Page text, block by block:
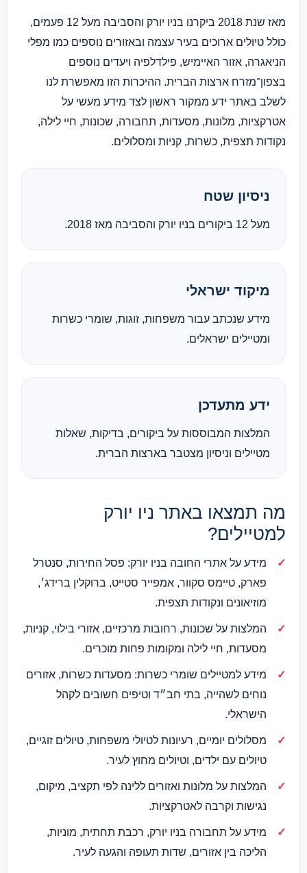
מאז שנת 2018 ביקרנו בניו יורק והסביבה מעל 12 פעמים,
כולל טיולים ארוכים בעיר עצמה ובאזורים נוספים כמו מפלי
הניאגרה, אזור האיימיש, פילדלפיה ויעדים נוספים
בצפון־מזרח ארצות הברית. ההיכרות הזו מאפשרת לנו
לשלב באתר ידע ממקור ראשון לצד מידע מעשי על
אטרקציות, מלונות, מסעדות, תחבורה, שכונות, חיי לילה,
נקודות תצפית, כשרות, קניות ומסלולים.
ניסיון שטח
מעל 12 ביקורים בניו יורק והסביבה מאז 2018.
מיקוד ישראלי
מידע שנכתב עבור משפחות, זוגות, שומרי כשרות
ומטיילים ישראלים.
ידע מתעדכן
המלצות המבוססות על ביקורים, בדיקות, שאלות
מטיילים וניסיון מצטבר בארצות הברית.
מה תמצאו באתר ניו יורק
למטיילים?
מידע על אתרי החובה בניו יורק: פסל החירות, סנטרל
פארק, טיימס סקוור, אמפייר סטייט, ברוקלין ברידג׳,
מוזיאונים ונקודות תצפית.
המלצות על שכונות, רחובות מרכזיים, אזורי בילוי, קניות,
מסעדות, חיי לילה ומקומות פחות מוכרים.
מידע למטיילים שומרי כשרות: מסעדות כשרות, אזורים
נוחים לשהייה, בתי חב״ד וטיפים חשובים לקהל
הישראלי.
מסלולים יומיים, רעיונות לטיולי משפחות, טיולים זוגיים,
טיולים עם ילדים, וטיולים מחוץ לעיר.
המלצות על מלונות ואזורים ללינה לפי תקציב, מיקום,
נגישות וקרבה לאטרקציות.
מידע על תחבורה בניו יורק, רכבת תחתית, מוניות,
הליכה בין אזורים, שדות תעופה והגעה לעיר.